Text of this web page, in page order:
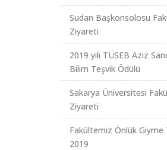
Sudan Başkonsolosu
Ziyareti
2019 yılı TÜSEB Aziz
Bilim Teşvik Ödülü
Sakarya Üniversitesi
Ziyareti
Fakültemiz Önlük Giyme
2019